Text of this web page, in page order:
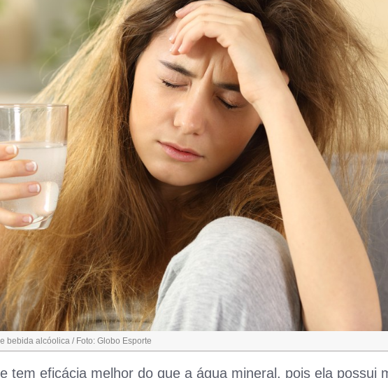
bebida alcóolica / Foto: Globo Esporte
tem eficácia melhor do que a água mineral, pois ela possui